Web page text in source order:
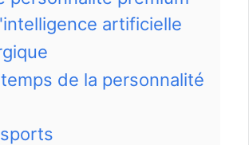
artificielle
de la personnalité